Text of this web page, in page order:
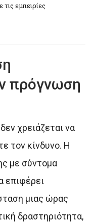
εμπειρίες
πρόγνωση
χρειάζεται να
τον κίνδυνο. Η
με σύντομα
επιφέρει
μιας ώρας
δραστηριότητα,